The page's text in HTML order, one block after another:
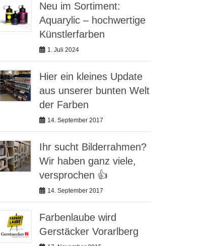
Neu im Sortiment:
Aquarylic – hochwertige
Künstlerfarben
1. Juli 2024
Hier ein kleines Update
aus unserer bunten Welt
der Farben
14. September 2017
Ihr sucht Bilderrahmen?
Wir haben ganz viele,
versprochen 👍
14. September 2017
Farbenlaube wird
Gerstäcker Vorarlberg